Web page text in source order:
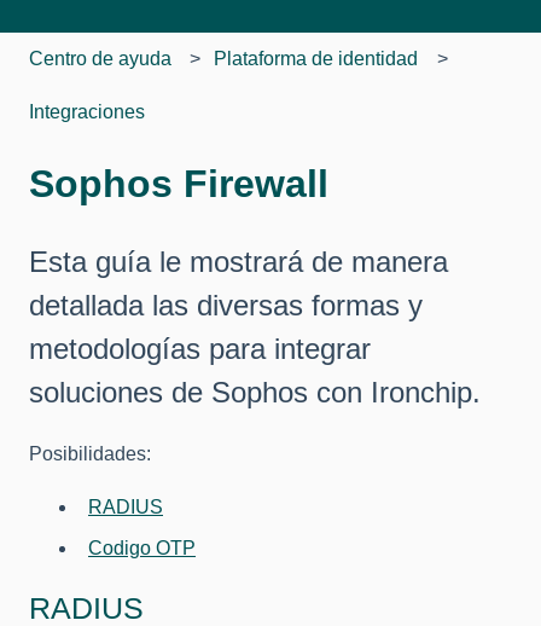
Centro de ayuda Plataforma de identidad
Integraciones
Sophos Firewall
Esta guía le mostrará de manera
detallada las diversas formas y
metodologías para integrar
soluciones de Sophos con Ironchip.
Posibilidades:
RADIUS
Codigo OTP
RADIUS